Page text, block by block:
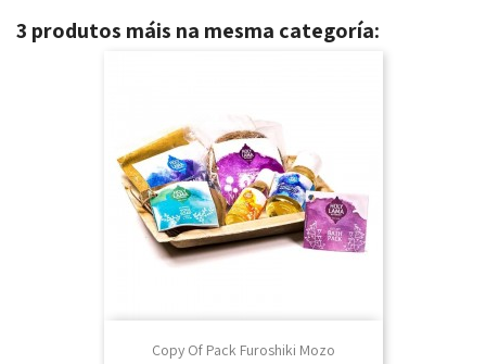
3 produtos máis na mesma categoría:
Copy Of Pack Furoshiki Mozo